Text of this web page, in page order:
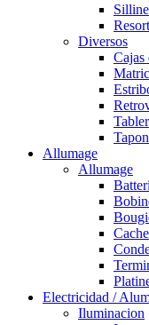
Diversos
Cajas
Allumage
Allumage
Electricidad /
Iluminacion